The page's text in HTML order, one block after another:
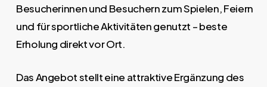
Besucherinnen und Besuchern zum Spielen, Feiern
und für sportliche Aktivitäten genutzt – beste
Erholung direkt vor Ort.
Das Angebot stellt eine attraktive Ergänzung des